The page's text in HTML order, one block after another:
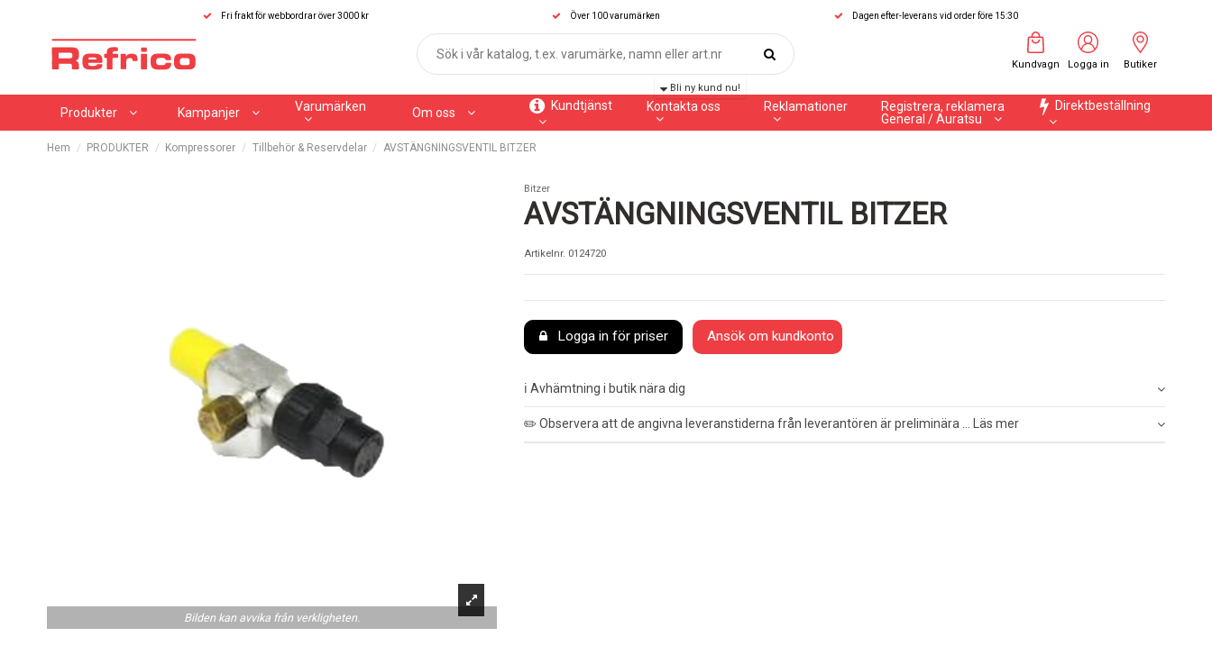
Fri frakt för webbordrar över 3000 kr Över 100 varumärken Dagen efter-leverans vid order före 15:30
Kundvagn Logga in Butiker
Produkter Kampanjer Varumärken Om oss
Kundtjänst Kontakta oss
Bli ny kund nu!
Reklamationer
Registrera, reklamera
General / Auratsu
Direktbeställning
Hem PRODUKTER Kompressorer Tillbehör & Reservdelar AVSTÄNGNINGSVENTIL BITZER
Bilden kan avvika från verkligheten.
Bitzer
AVSTÄNGNINGSVENTIL BITZER
Artikelnr. 0124720
Logga in för priser Ansök om kundkonto
ℹ️ Avhämtning i butik nära dig
✏️ Observera att de angivna leveranstiderna från leverantören är preliminära ... Läs mer